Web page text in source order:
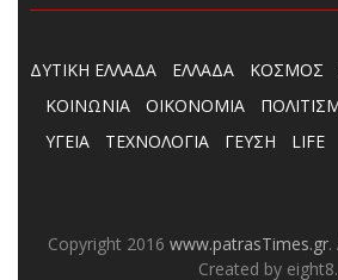
ΔΥΤΙΚΗ ΕΛΛΑΔΑ ΕΛΛΑΔΑ ΚΟΣΜΟΣ
ΚΟΙΝΩΝΙΑ
ΟΙΚΟΝΟΜΙΑ
ΥΓΕΙΑ
ΤΕΧΝΟΛΟΓΙΑ ΓΕΥΣΗ LIFE
Copyright 2016 www.patrasTimes.gr.
Created by eight8.